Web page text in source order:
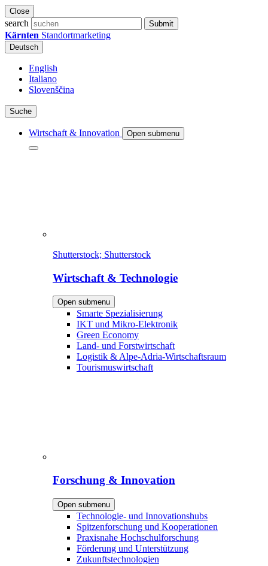
Close
search Submit
Kärnten Standortmarketing
Deutsch
English
Italiano
Slovenščina
Suche
Wirtschaft & Innovation Open submenu
Shutterstock; Shutterstock
Wirtschaft & Technologie
Open submenu
Smarte Spezialisierung
IKT und Mikro-Elektronik
Green Economy
Land- und Forstwirtschaft
Logistik & Alpe-Adria-Wirtschaftsraum
Tourismuswirtschaft
Forschung & Innovation
Open submenu
Technologie- und Innovationshubs
Spitzenforschung und Kooperationen
Praxisnahe Hochschulforschung
Förderung und Unterstützung
Zukunftstechnologien